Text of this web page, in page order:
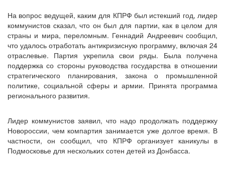
На вопрос ведущей, каким для КПРФ был истекший год, лидер
коммунистов сказал, что он был для партии, как в целом для
страны и мира, переломным. Геннадий Андреевич сообщил,
что удалось отработать антикризисную программу, включая 24
отраслевые. Партия укрепила свои ряды. Была получена
поддержка со стороны руководства государства в отношении
стратегического планирования, закона о промышленной
политике, социальной сферы и армии. Принята программа
регионального развития.
Лидер коммунистов заявил, что надо продолжать поддержку
Новороссии, чем компартия занимается уже долгое время. В
частности, он сообщил, что КПРФ организует каникулы в
Подмосковье для нескольких сотен детей из Донбасса.